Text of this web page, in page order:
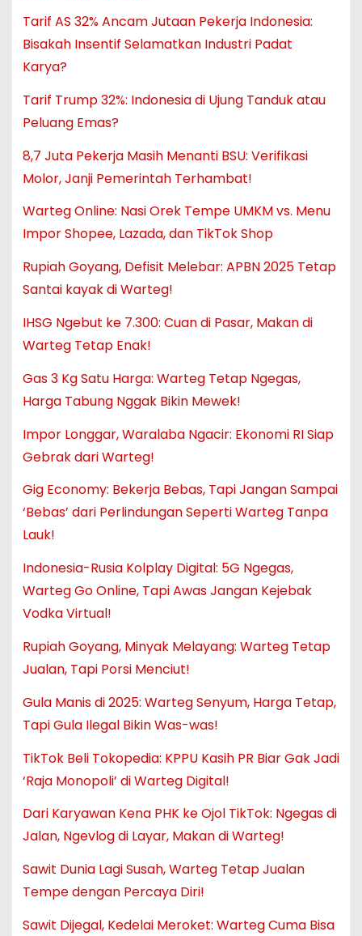
Tarif AS 32% Ancam Jutaan Pekerja Indonesia:
Bisakah Insentif Selamatkan Industri Padat
Karya?
Tarif Trump 32%: Indonesia di Ujung Tanduk atau
Peluang Emas?
8,7 Juta Pekerja Masih Menanti BSU: Verifikasi
Molor, Janji Pemerintah Terhambat!
Warteg Online: Nasi Orek Tempe UMKM vs. Menu
Impor Shopee, Lazada, dan TikTok Shop
Rupiah Goyang, Defisit Melebar: APBN 2025 Tetap
Santai kayak di Warteg!
IHSG Ngebut ke 7.300: Cuan di Pasar, Makan di
Warteg Tetap Enak!
Gas 3 Kg Satu Harga: Warteg Tetap Ngegas,
Harga Tabung Nggak Bikin Mewek!
Impor Longgar, Waralaba Ngacir: Ekonomi RI Siap
Gebrak dari Warteg!
Gig Economy: Bekerja Bebas, Tapi Jangan Sampai
‘Bebas’ dari Perlindungan Seperti Warteg Tanpa
Lauk!
Indonesia-Rusia Kolplay Digital: 5G Ngegas,
Warteg Go Online, Tapi Awas Jangan Kejebak
Vodka Virtual!
Rupiah Goyang, Minyak Melayang: Warteg Tetap
Jualan, Tapi Porsi Menciut!
Gula Manis di 2025: Warteg Senyum, Harga Tetap,
Tapi Gula Ilegal Bikin Was-was!
TikTok Beli Tokopedia: KPPU Kasih PR Biar Gak Jadi
‘Raja Monopoli’ di Warteg Digital!
Dari Karyawan Kena PHK ke Ojol TikTok: Ngegas di
Jalan, Ngevlog di Layar, Makan di Warteg!
Sawit Dunia Lagi Susah, Warteg Tetap Jualan
Tempe dengan Percaya Diri!
Sawit Dijegal, Kedelai Meroket: Warteg Cuma Bisa